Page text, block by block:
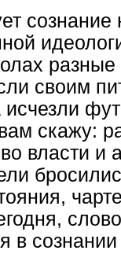
разные
своим
исчезли
скажу:
власти и
в